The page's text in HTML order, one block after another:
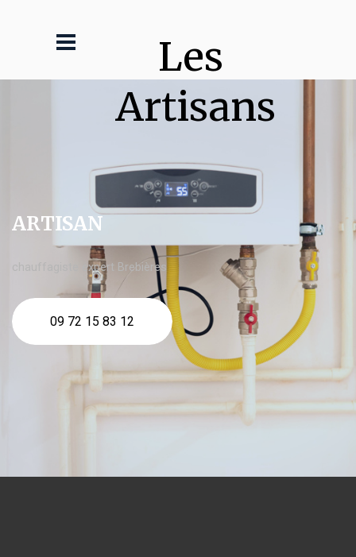
Les
Artisans
ARTISAN
chauffagiste expert Brebières
09 72 15 83 12